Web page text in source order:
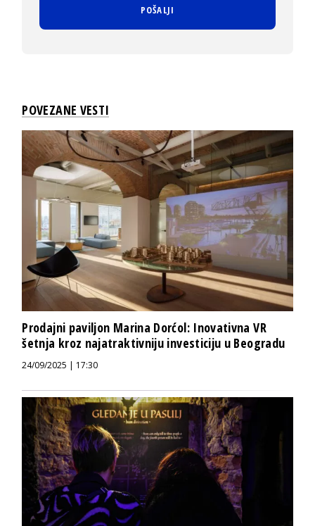
POVEZANE VESTI
Prodajni paviljon Marina Dorćol: Inovativna VR
šetnja kroz najatraktivniju investiciju u Beogradu
24/09/2025 | 17:30